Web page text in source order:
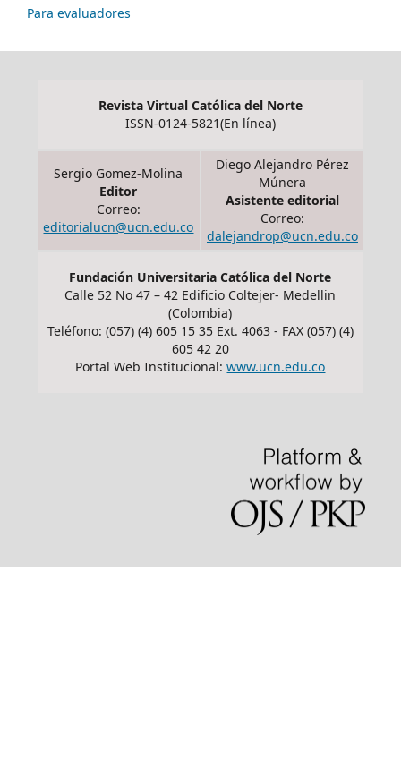
Para evaluadores
Revista Virtual Católica del Norte
ISSN-0124-5821(En línea)
Sergio Gomez-Molina
Editor
Correo:
editorialucn@ucn.edu.co
Diego Alejandro Pérez
Múnera
Asistente editorial
Correo:
dalejandrop@ucn.edu.co
Fundación Universitaria Católica del Norte
Calle 52 No 47 – 42 Edificio Coltejer- Medellin
(Colombia)
Teléfono: (057) (4) 605 15 35 Ext. 4063 - FAX (057) (4)
605 42 20
Portal Web Institucional:www.ucn.edu.co